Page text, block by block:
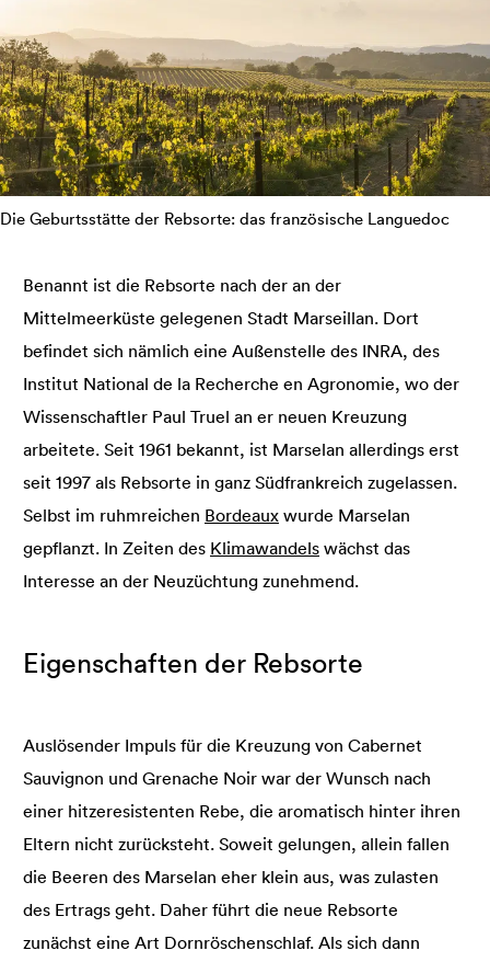
Die Geburtsstätte der Rebsorte: das französische Languedoc
Benannt ist die Rebsorte nach der an der
Mittelmeerküste gelegenen Stadt Marseillan. Dort
befindet sich nämlich eine Außenstelle des INRA, des
Institut National de la Recherche en Agronomie, wo der
Wissenschaftler Paul Truel an er neuen Kreuzung
arbeitete. Seit 1961 bekannt, ist Marselan allerdings erst
seit 1997 als Rebsorte in ganz Südfrankreich zugelassen.
Selbst im ruhmreichen Bordeaux wurde Marselan
gepflanzt. In Zeiten des Klimawandels wächst das
Interesse an der Neuzüchtung zunehmend.
Eigenschaften der Rebsorte
Auslösender Impuls für die Kreuzung von Cabernet
Sauvignon und Grenache Noir war der Wunsch nach
einer hitzeresistenten Rebe, die aromatisch hinter ihren
Eltern nicht zurücksteht. Soweit gelungen, allein fallen
die Beeren des Marselan eher klein aus, was zulasten
des Ertrags geht. Daher führt die neue Rebsorte
zunächst eine Art Dornröschenschlaf. Als sich dann